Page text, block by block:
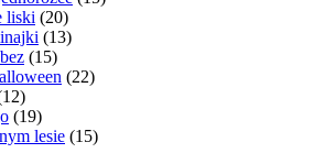
liski (20)
(13)
(15)
(22)
(19)
lesie (15)